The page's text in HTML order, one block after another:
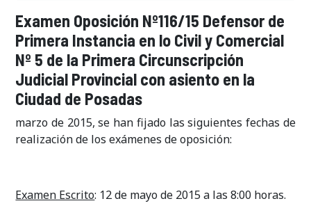
Examen Oposición Nº116/15 Defensor de
Primera Instancia en lo Civil y Comercial
Nº 5 de la Primera Circunscripción
Judicial Provincial con asiento en la
Ciudad de Posadas
marzo de 2015, se han fijado las siguientes fechas de
realización de los exámenes de oposición:
Examen Escrito: 12 de mayo de 2015 a las 8:00 horas.